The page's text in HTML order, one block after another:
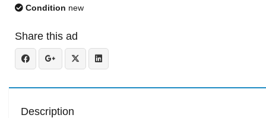
Condition new
Share this ad
Description